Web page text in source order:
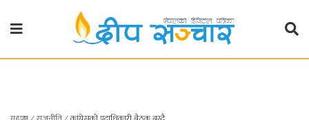
गृहपृष्ठ